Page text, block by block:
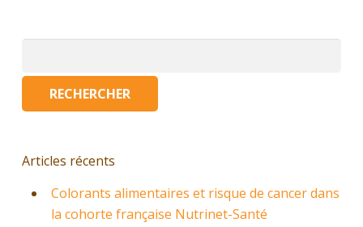
Articles récents
Colorants alimentaires et risque de cancer dans
la cohorte française Nutrinet-Santé